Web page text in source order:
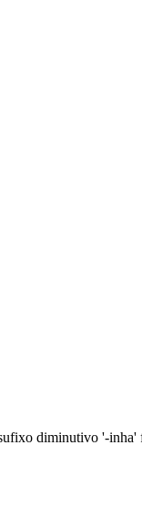
diminutivo '-inha'